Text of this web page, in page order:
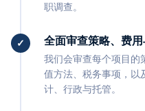
职调查。
全面审查策略、费
我们会审查每个项目的
值方法、税务事项，
计、行政与托管。